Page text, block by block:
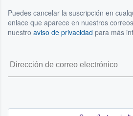
Puedes cancelar la suscripción en
enlace que aparece en nuestros
nuestro aviso de privacidad para más